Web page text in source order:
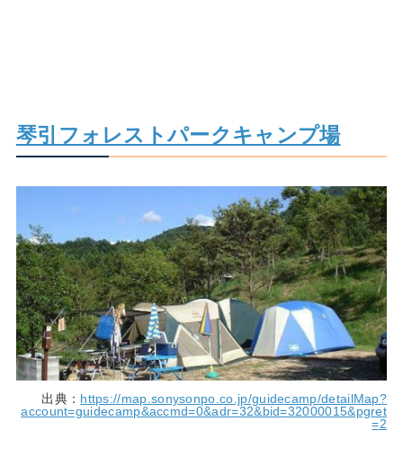
琴引フォレストパークキャンプ場
出典： https://map.sonysonpo.co.jp/guidecamp/detailMap?
account=guidecamp&accmd=0&adr=32&bid=32000015&pgret
=2